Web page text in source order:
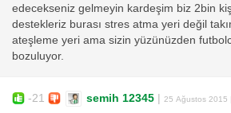
edecekseniz gelmeyin kardeşim biz 2bin
destekleriz burası stres atma yeri değil
ateşleme yeri ama sizin yüzünüzden
bozuluyor.
-21 semih 12345 25 Ağustos 2015